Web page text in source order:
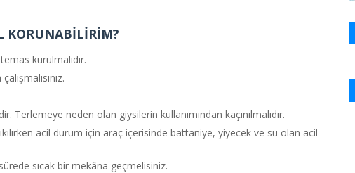
KORUNABİLİRİM?
kurulmalıdır.
neden olan giysilerin kullanımından kaçınılmalıdır.
acil durum için araç içerisinde battaniye, yiyecek ve su olan acil
sıcak bir mekâna geçmelisiniz.